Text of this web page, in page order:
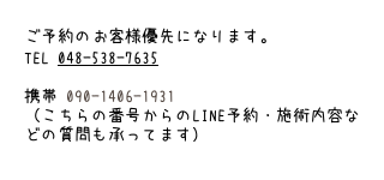
​ご予約のお客様優先になります 。
TEL 048-538-7635
携帯
090-1406-1931
（こちらの番号からのLINE予約・施術内容な
どの質問も承ってます）